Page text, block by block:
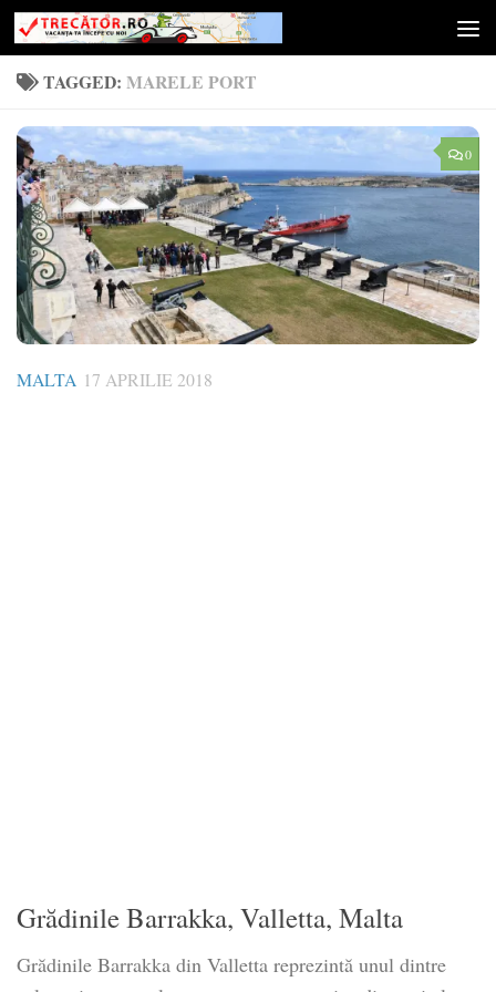
Skip to content
TAGGED: MARELE PORT
0
MALTA 17 APRILIE 2018
Grădinile Barrakka, Valletta, Malta
Grădinile Barrakka din Valletta reprezintă unul dintre